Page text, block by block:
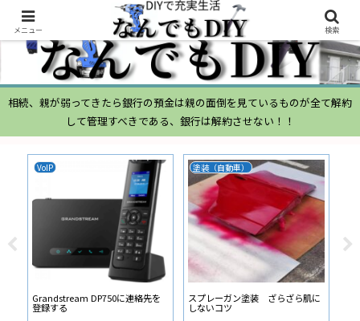
相続、親が弱ってきたら銀行の預金は親の面倒を見ているものが全て解約
して管理すべきである、銀行は解約させない！！
ムーヴ
ムーヴ L150S ブローバイガス
経路からの オイル吹き返し量が多
い
N-BOX
ATOTO N-BOX バックカメラ ガ
イド線の設定
メニュー 検索